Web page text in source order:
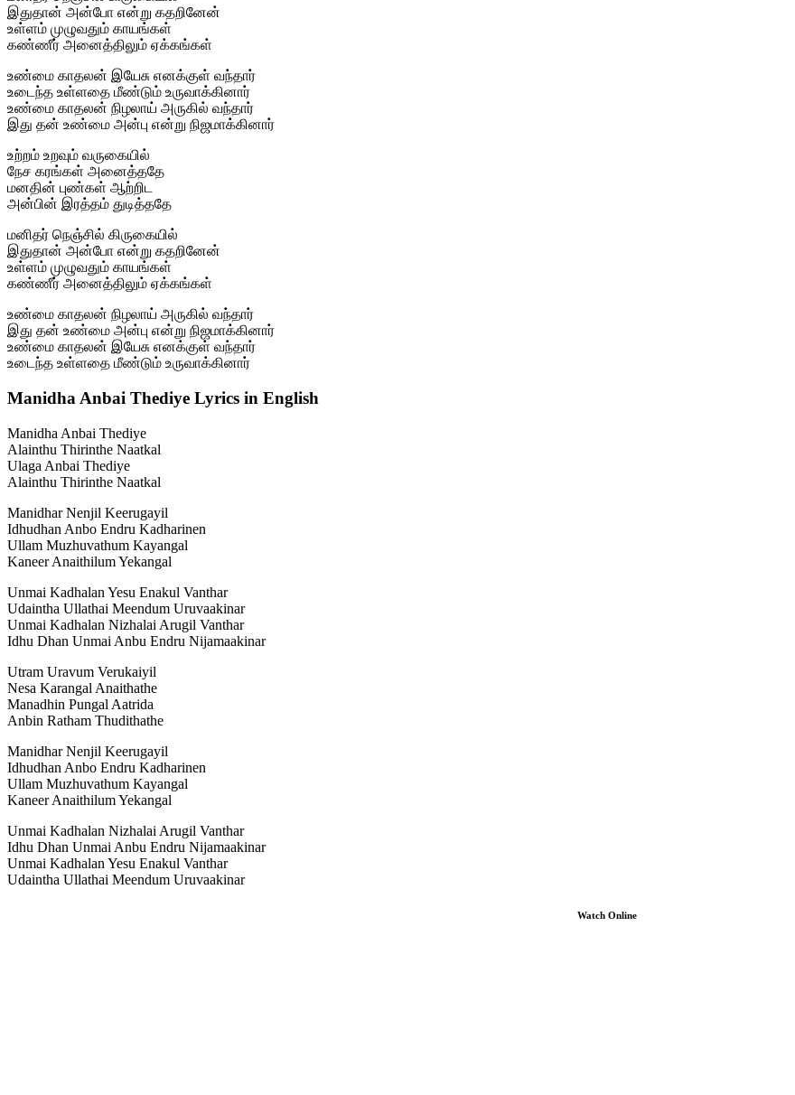
இதுதான் அன்போ என்று கதறினேன்
உள்ளம் முழுவதும் காயங்கள்
கண்ணீர் அனைத்திலும் ஏக்கங்கள்
உண்மை காதலன் இயேசு எனக்குள் வந்தார்
உடைந்த உள்ளதை மீண்டும் உருவாக்கினார்
உண்மை காதலன் நிழலாய் அருகில் வந்தார்
இது தன் உண்மை அன்பு என்று நிஜமாக்கினார்
உற்றம் உறவும் வருகையில்
நேச கரங்கள் அனைத்ததே
மனதின் புண்கள் ஆற்றிட
அன்பின் இரத்தம் துடித்ததே
மனிதர் நெஞ்சில் கிருகையில்
இதுதான் அன்போ என்று கதறினேன்
உள்ளம் முழுவதும் காயங்கள்
கண்ணீர் அனைத்திலும் ஏக்கங்கள்
உண்மை காதலன் நிழலாய் அருகில் வந்தார்
இது தன் உண்மை அன்பு என்று நிஜமாக்கினார்
உண்மை காதலன் இயேசு எனக்குள் வந்தார்
உடைந்த உள்ளதை மீண்டும் உருவாக்கினார்
Manidha Anbai Thediye Lyrics in English
Manidha Anbai Thediye
Alainthu Thirinthe Naatkal
Ulaga Anbai Thediye
Alainthu Thirinthe Naatkal
Manidhar Nenjil Keerugayil
Idhudhan Anbo Endru Kadharinen
Ullam Muzhuvathum Kayangal
Kaneer Anaithilum Yekangal
Unmai Kadhalan Yesu Enakul Vanthar
Udaintha Ullathai Meendum Uruvaakinar
Unmai Kadhalan Nizhalai Arugil Vanthar
Idhu Dhan Unmai Anbu Endru Nijamaakinar
Utram Uravum Verukaiyil
Nesa Karangal Anaithathe
Manadhin Pungal Aatrida
Anbin Ratham Thudithathe
Manidhar Nenjil Keerugayil
Idhudhan Anbo Endru Kadharinen
Ullam Muzhuvathum Kayangal
Kaneer Anaithilum Yekangal
Unmai Kadhalan Nizhalai Arugil Vanthar
Idhu Dhan Unmai Anbu Endru Nijamaakinar
Unmai Kadhalan Yesu Enakul Vanthar
Udaintha Ullathai Meendum Uruvaakinar
Watch Online